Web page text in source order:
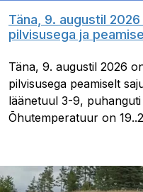
Täna, 9. augustil
pilvisusega ja
Täna, 9. augustil 2026
pilvisusega peamiselt
läänetuul 3-9,
Õhutemperatuur on